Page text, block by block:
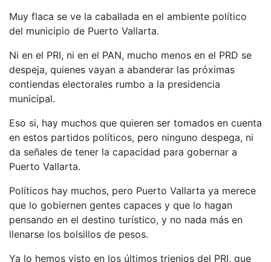
Muy flaca se ve la caballada en el ambiente político
del municipio de Puerto Vallarta.
Ni en el PRI, ni en el PAN, mucho menos en el PRD se
despeja, quienes vayan a abanderar las próximas
contiendas electorales rumbo a la presidencia
municipal.
Eso si, hay muchos que quieren ser tomados en cuenta
en estos partidos políticos, pero ninguno despega, ni
da señales de tener la capacidad para gobernar a
Puerto Vallarta.
Políticos hay muchos, pero Puerto Vallarta ya merece
que lo gobiernen gentes capaces y que lo hagan
pensando en el destino turístico, y no nada más en
llenarse los bolsillos de pesos.
Ya lo hemos visto en los últimos trienios del PRI, que